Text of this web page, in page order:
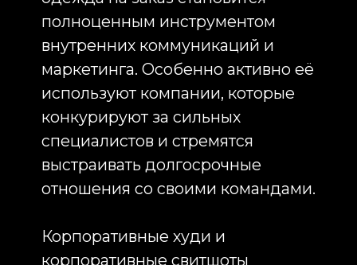
третьих — эффективный
рекламный инструмент.
Что выбрать: готовые позиции или
индивидуальный пошив?
Один из первых вопросов,
который задают заказчики,
касается выбора между готовыми
изделиями и индивидуальным
ответа не существует. Всё зависит
Готовые модели позволяют
значительно сократить сроки